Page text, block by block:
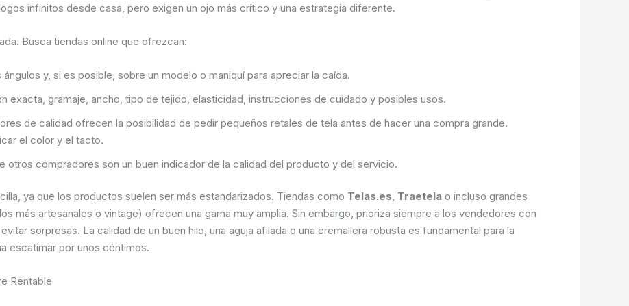
infinitos desde casa, pero exigen un ojo más crítico y una estrategia diferente.
Busca tiendas online que ofrezcan:
y, si es posible, sobre un modelo o maniquí para apreciar la caída.
exacta, gramaje, ancho, tipo de tejido, elasticidad, instrucciones de cuidado y posibles usos.
de calidad ofrecen la posibilidad de pedir pequeños retales de tela antes de hacer una compra grande.
el color y el tacto.
otros compradores son un buen indicador de la calidad del producto y del servicio.
ya que los productos suelen ser más estandarizados. Tiendas como Telas.es, Traetela o incluso grandes
más artesanales o vintage) ofrecen una gama muy amplia. Sin embargo, prioriza siempre a los vendedores con
sorpresas. La calidad de un buen hilo, una aguja afilada o una cremallera robusta es fundamental para la
escatimar por unos céntimos.
Rentable